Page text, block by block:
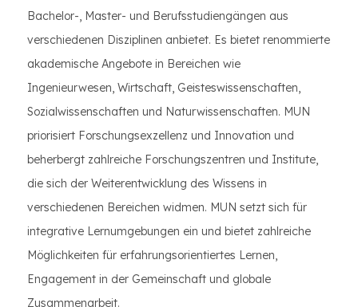
Bachelor-, Master- und Berufsstudiengängen aus
verschiedenen Disziplinen anbietet. Es bietet renommierte
akademische Angebote in Bereichen wie
Ingenieurwesen, Wirtschaft, Geisteswissenschaften,
Sozialwissenschaften und Naturwissenschaften. MUN
priorisiert Forschungsexzellenz und Innovation und
beherbergt zahlreiche Forschungszentren und Institute,
die sich der Weiterentwicklung des Wissens in
verschiedenen Bereichen widmen. MUN setzt sich für
integrative Lernumgebungen ein und bietet zahlreiche
Möglichkeiten für erfahrungsorientiertes Lernen,
Engagement in der Gemeinschaft und globale
Zusammenarbeit.